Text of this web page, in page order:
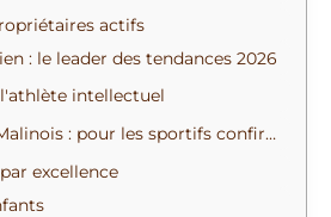
actifs
: le leader des tendances 2026
intellectuel
: pour les sportifs confirmés
excellence